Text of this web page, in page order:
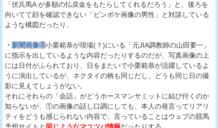
「伏兵馬A が多額の払戻金をもたらしてくれるだろう」と、後ろを
向いてて顔を確認できない「ピンボケ画像の男性」と対談している
ような構図だったり、
・ 新聞画像④小栗範恭が現場(？)にいる「元JIA調教師の山田要一」
に指示を出しているような内容だったりするのだが、写真画像の上
には日付がふられており、日をまたいで小栗範恭が活躍しているよ
うに演出しているが、ネクタイの柄も同じだし、どうも同じ日の撮
影に見えてしょうがない。
それにそれらの「会話」がどうホースマンサミットに結び付くのか
知らないが、①の画像の話し口調にしても、本人の発言ってリアリ
ティをどうも感じられない内容で、言っていることはウェブの競馬